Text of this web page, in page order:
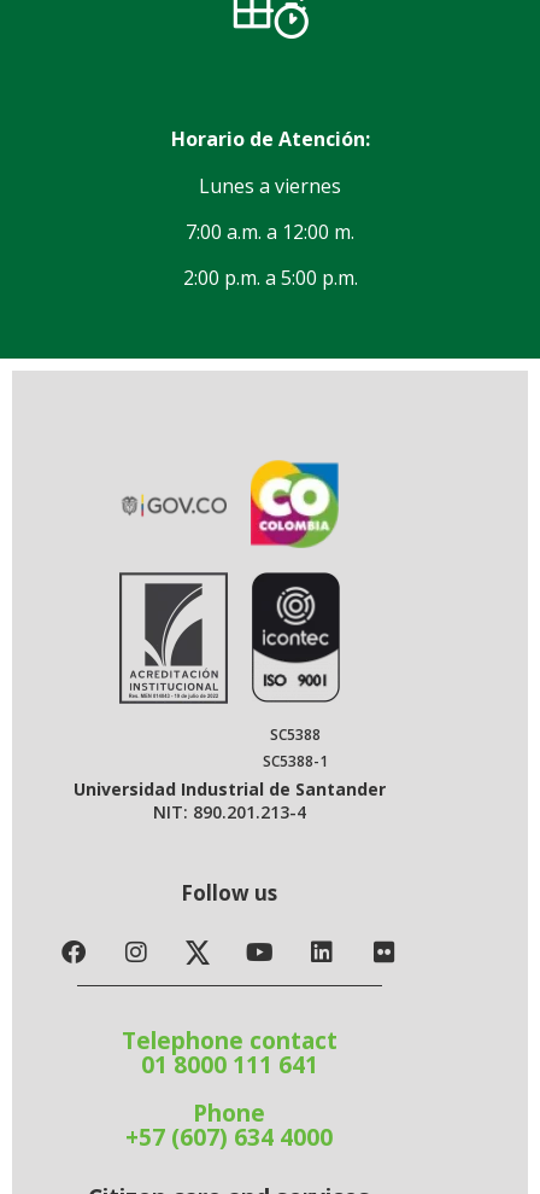
Horario de Atención:
Lunes a viernes
7:00 a.m. a 12:00 m.
2:00 p.m. a 5:00 p.m.